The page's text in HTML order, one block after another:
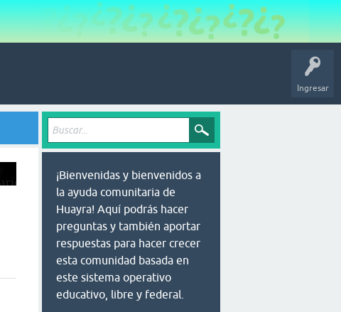
Ingresar
¡Bienvenidas y bienvenidos a
la ayuda comunitaria de
Huayra! Aquí podrás hacer
preguntas y también aportar
respuestas para hacer crecer
esta comunidad basada en
este sistema operativo
educativo, libre y federal.